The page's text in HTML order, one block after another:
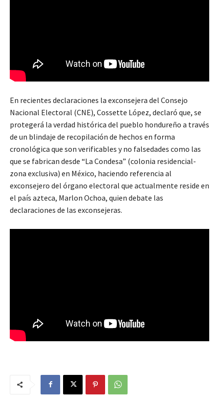
En recientes declaraciones la exconsejera del Consejo
Nacional Electoral (CNE), Cossette López, declaró que, se
protegerá la verdad histórica del pueblo hondureño a través
de un blindaje de recopilación de hechos en forma
cronológica que son verificables y no falsedades como las
que se fabrican desde “La Condesa” (colonia residencial-
zona exclusiva) en México, haciendo referencia al
exconsejero del órgano electoral que actualmente reside en
el país azteca, Marlon Ochoa, quien debate las
declaraciones de las exconsejeras.